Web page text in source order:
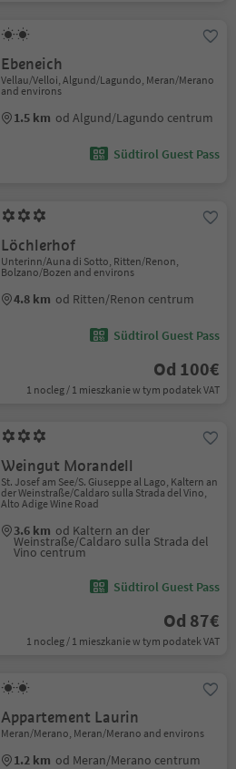
Ebeneich
Vellau/Velloi, Algund/Lagundo, Meran/Merano
and environs
1.5 km od Algund/Lagundo centrum
Südtirol Guest Pass
Löchlerhof
Unterinn/Auna di Sotto, Ritten/Renon,
Bolzano/Bozen and environs
4.8 km od Ritten/Renon centrum
Südtirol Guest Pass
Od 100€
1 nocleg / 1 mieszkanie w tym podatek VAT
Weingut Morandell
St. Josef am See/S. Giuseppe al Lago, Kaltern an
der Weinstraße/Caldaro sulla Strada del Vino,
Alto Adige Wine Road
3.6 km od Kaltern an der
Weinstraße/Caldaro sulla Strada del
Vino centrum
Südtirol Guest Pass
Od 87€
1 nocleg / 1 mieszkanie w tym podatek VAT
Appartement Laurin
Meran/Merano, Meran/Merano and environs
1.2 km od Meran/Merano centrum